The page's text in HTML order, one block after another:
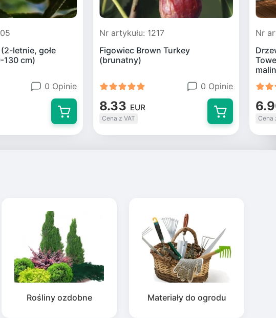
letnie, gołe
130 cm)
0 Opinie
Nr artykułu: 1217
Figowiec Brown Turkey
(brunatny)
0 Opinie
8.33 EUR
Cena z VAT
Nr
Cena
Rośliny ozdobne Materiały do ogrodu